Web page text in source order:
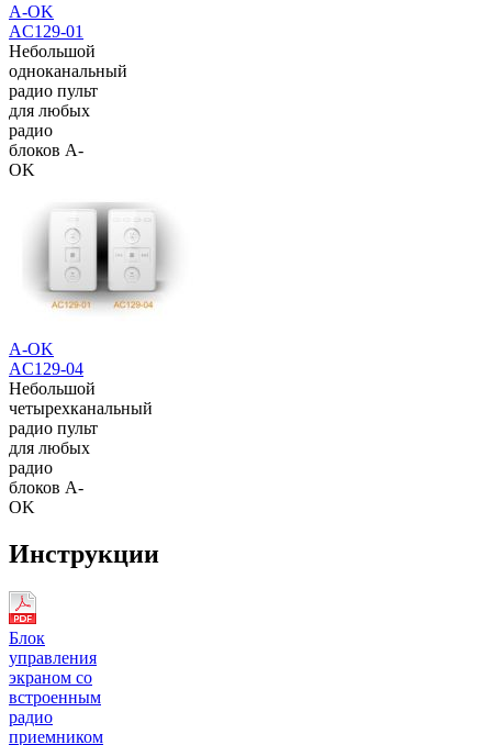
A-OK
AC129-01
Небольшой
одноканальный
радио пульт
для любых
радио
блоков A-
OK
A-OK
AC129-04
Небольшой
четырехканальный
радио пульт
для любых
радио
блоков A-
OK
Инструкции
Блок
управления
экраном со
встроенным
радио
приемником